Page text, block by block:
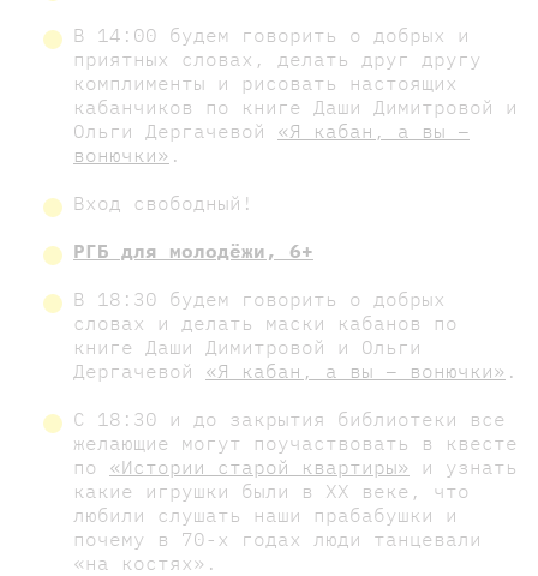
В 14:00 будем говорить о добрых и
приятных словах, делать друг другу
комплименты и рисовать настоящих
кабанчиков по книге Даши Димитровой и
Ольги Дергачевой «Я кабан, а вы –
вонючки» .
Вход свободный!
РГБ для молодёжи, 6+
В 18:30 будем говорить о добрых
словах и делать маски кабанов по
книге Даши Димитровой и Ольги
Дергачевой «Я кабан, а вы – вонючки» .
С 18:30 и до закрытия библиотеки все
желающие могут поучаствовать в квесте
по «Истории старой квартиры» и узнать
какие игрушки были в XX веке, что
любили слушать наши прабабушки и
почему в 70-х годах люди танцевали
«на костях».